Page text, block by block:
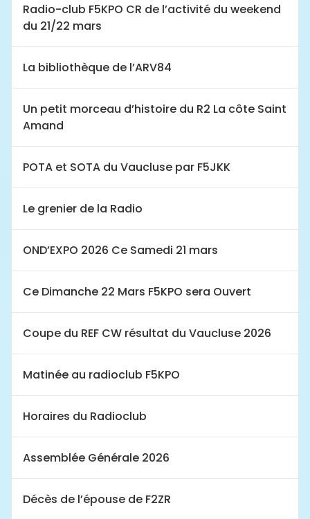
Radio-club F5KPO CR de l’activité du weekend
du 21/22 mars
La bibliothèque de l’ARV84
Un petit morceau d’histoire du R2 La côte Saint
Amand
POTA et SOTA du Vaucluse par F5JKK
Le grenier de la Radio
OND’EXPO 2026 Ce Samedi 21 mars
Ce Dimanche 22 Mars F5KPO sera Ouvert
Coupe du REF CW résultat du Vaucluse 2026
Matinée au radioclub F5KPO
Horaires du Radioclub
Assemblée Générale 2026
Décès de l’épouse de F2ZR